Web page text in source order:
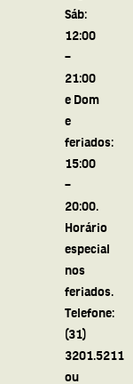
Sáb:
12:00
–
21:00
e Dom
e
feriados:
15:00
–
20:00.
Horário
especial
nos
feriados.
Telefone:
(31)
3201.5211
ou